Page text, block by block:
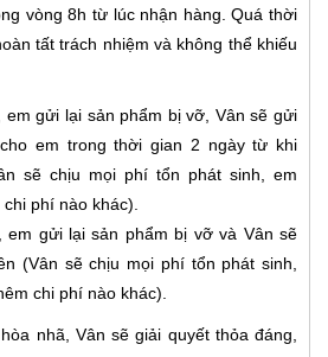
vòng 8h từ lúc nhận hàng. Quá thời
tất trách nhiệm và không thể khiếu
em gửi lại sản phẩm bị vỡ, Vân sẽ gửi
em trong thời gian 2 ngày từ khi
sẽ chịu mọi phí tổn phát sinh, em
phí nào khác).
em gửi lại sản phẩm bị vỡ và Vân sẽ
(Vân sẽ chịu mọi phí tổn phát sinh,
chi phí nào khác).
nhã, Vân sẽ giải quyết thỏa đáng,